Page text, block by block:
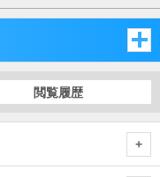
閲覧履歴